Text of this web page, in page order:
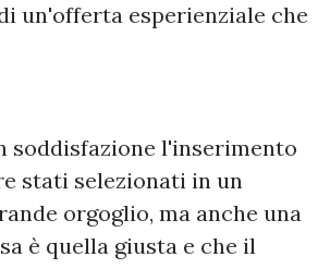
un'offerta esperienziale che
soddisfazione l'inserimento
stati selezionati in un
orgoglio, ma anche una
è quella giusta e che il